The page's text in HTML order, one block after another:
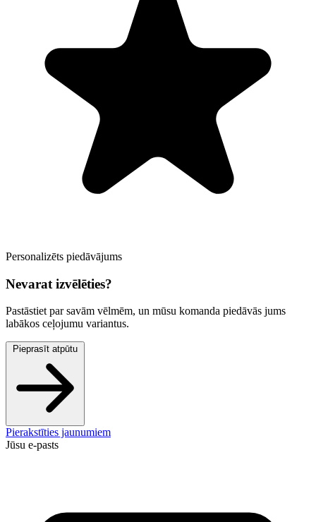
Personalizēts piedāvājums
Nevarat izvēlēties?
Pastāstiet par savām vēlmēm, un mūsu komanda piedāvās jums
labākos ceļojumu variantus.
Pieprasīt atpūtu
Pierakstīties jaunumiem
Jūsu e-pasts